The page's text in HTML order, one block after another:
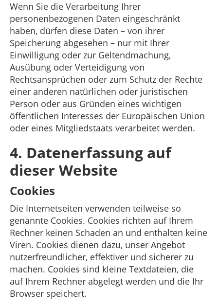
Wenn Sie die Verarbeitung Ihrer
personenbezogenen Daten eingeschränkt
haben, dürfen diese Daten – von ihrer
Speicherung abgesehen – nur mit Ihrer
Einwilligung oder zur Geltendmachung,
Ausübung oder Verteidigung von
Rechtsansprüchen oder zum Schutz der Rechte
einer anderen natürlichen oder juristischen
Person oder aus Gründen eines wichtigen
öffentlichen Interesses der Europäischen Union
oder eines Mitgliedstaats verarbeitet werden.
4. Datenerfassung auf
dieser Website
Cookies
Die Internetseiten verwenden teilweise so
genannte Cookies. Cookies richten auf Ihrem
Rechner keinen Schaden an und enthalten keine
Viren. Cookies dienen dazu, unser Angebot
nutzerfreundlicher, effektiver und sicherer zu
machen. Cookies sind kleine Textdateien, die
auf Ihrem Rechner abgelegt werden und die Ihr
Browser speichert.